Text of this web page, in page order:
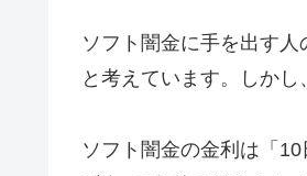
ソフト闇金に手を出す人
と考えています。しかし
ソフト闇金の金利は「